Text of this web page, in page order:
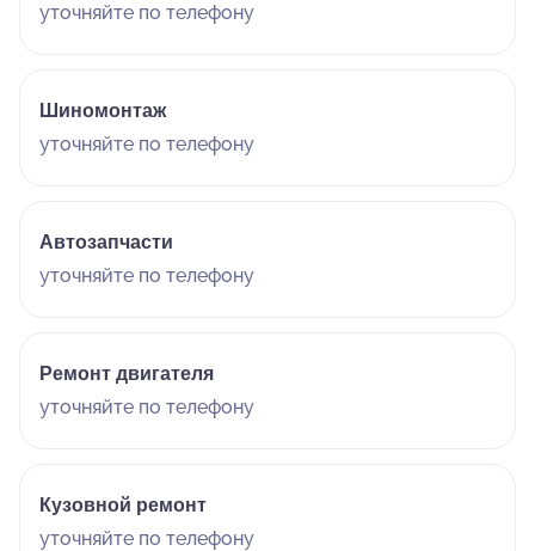
уточняйте по телефону
Шиномонтаж
уточняйте по телефону
Автозапчасти
уточняйте по телефону
Ремонт двигателя
уточняйте по телефону
Кузовной ремонт
уточняйте по телефону